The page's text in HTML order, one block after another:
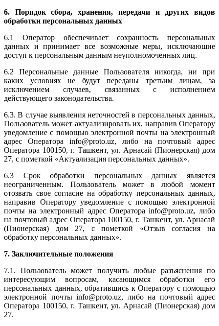
6. Порядок сбора, хранения, передачи и других видов
обработки персональных данных
6.1 Оператор обеспечивает сохранность персональных
данных и принимает все возможные меры, исключающие
доступ к персональным данным неуполномоченных лиц.
6.2 Персональные данные Пользователя никогда, ни при
каких условиях не будут переданы третьим лицам, за
исключением случаев, связанных с исполнением
действующего законодательства.
6.3. В случае выявления неточностей в персональных данных,
Пользователь может актуализировать их, направив Оператору
уведомление с помощью электронной почты на электронный
адрес Оператора info@proto.uz, либо на почтовый адрес
Оператора 100150, г. Ташкент, ул. Арнасай (Пионерская) дом
27, с пометкой «Актуализация персональных данных».
6.3 Срок обработки персональных данных является
неограниченным. Пользователь может в любой момент
отозвать свое согласие на обработку персональных данных,
направив Оператору уведомление с помощью электронной
почты на электронный адрес Оператора info@proto.uz, либо
на почтовый адрес Оператора 100150, г. Ташкент, ул. Арнасай
(Пионерская) дом 27, с пометкой «Отзыв согласия на
обработку персональных данных».
7. Заключительные положения
7.1. Пользователь может получить любые разъяснения по
интересующим вопросам, касающимся обработки его
персональных данных, обратившись к Оператору с помощью
электронной почты info@proto.uz, либо на почтовый адрес
Оператора 100150, г. Ташкент, ул. Арнасай (Пионерская) дом
27.